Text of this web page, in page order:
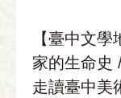
【臺中文
家的生命史
走讀臺中美